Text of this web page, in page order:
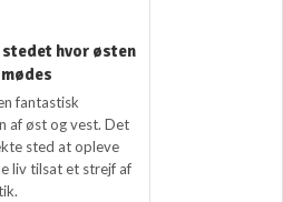
hvor østen
fantastisk
af øst og vest. Det
sted at opleve
liv tilsat et strejf af